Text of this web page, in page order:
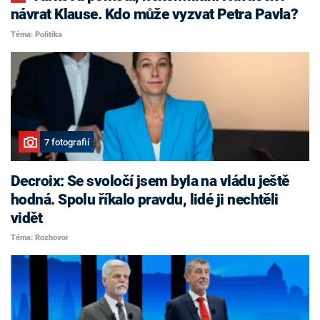
návrat Klause. Kdo může vyzvat Petra Pavla?
Téma: Politika
7 fotografií
Decroix: Se svoločí jsem byla na vládu ještě
hodná. Spolu říkalo pravdu, lidé ji nechtěli
vidět
Téma: Rozhovor